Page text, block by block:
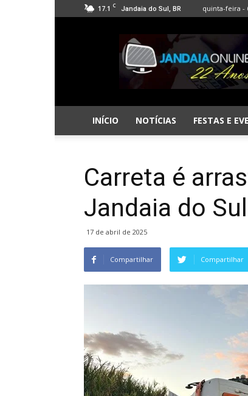
17.1 C Jandaia do Sul, BR quinta-feira -
Jandaia
Online
INÍCIO NOTÍCIAS FESTAS E
Carreta é
Jandaia do Sul
17 de abril de 2025
Compartilhar Compartilhar